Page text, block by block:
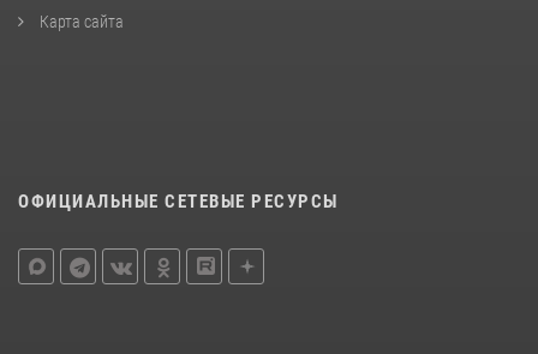
Карта сайта
ОФИЦИАЛЬНЫЕ СЕТЕВЫЕ РЕСУРСЫ